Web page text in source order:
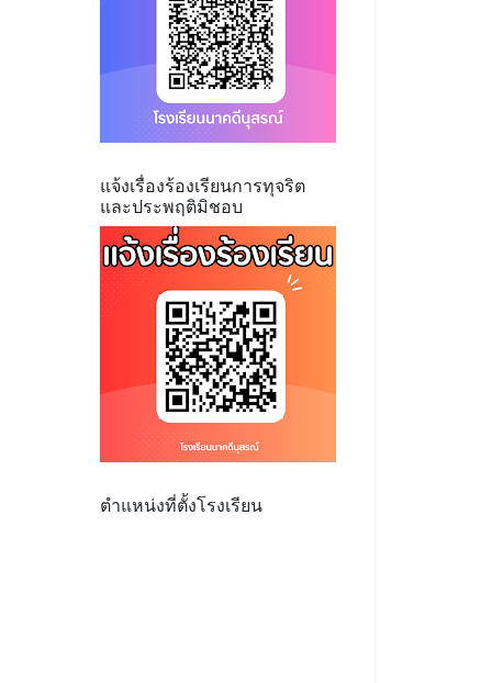
แจ้งเรื่องร้องเรียนการทุจริต
และประพฤติมิชอบ
ตำแหน่งที่ตั้งโรงเรียน